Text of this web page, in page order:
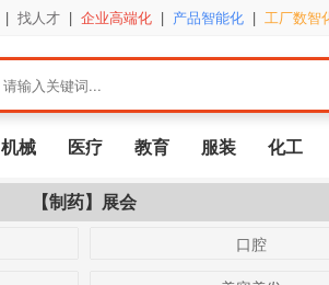
| 找人才 | 企业高端化 | 产品智能化 | 工厂数智
机械 医疗 教育 服装 化工
【制药】展会
口腔